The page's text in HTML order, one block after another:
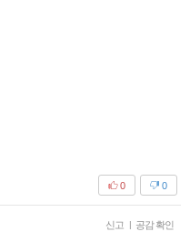
0
0
신고 | 공감 확인